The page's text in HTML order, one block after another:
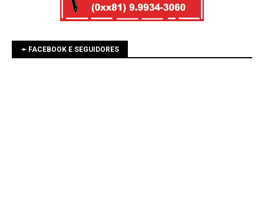
➛ FACEBOOK E SEGUIDORES